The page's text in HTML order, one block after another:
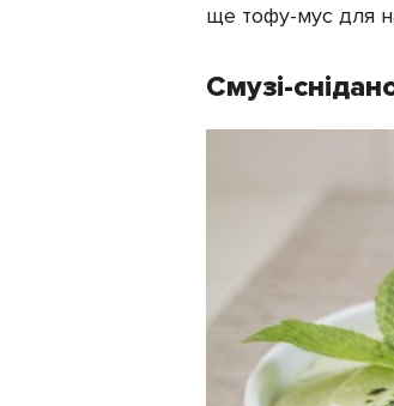
ще тофу-мус для
Смузі-